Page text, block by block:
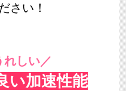
さい！
れしい／
い加速性能